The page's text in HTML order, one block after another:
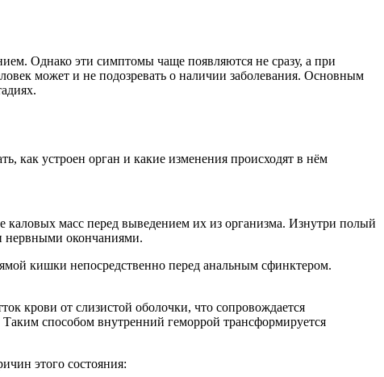
Однако эти симптомы чаще появляются не сразу, а при
может и не подозревать о наличии заболевания. Основным
как устроен орган и какие изменения происходят в нём
масс перед выведением их из организма. Изнутри полый
нервными окончаниями.
кишки непосредственно перед анальным сфинктером.
крови от слизистой оболочки, что сопровождается
способом внутренний геморрой трансформируется
этого состояния: